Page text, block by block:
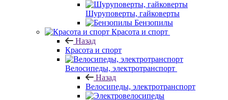
Шуруповерты, гайковерты
Бензопилы
Красота и спорт
Назад
Красота и спорт
Велосипеды, электротранспорт
Назад
Велосипеды, электротранспорт